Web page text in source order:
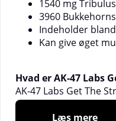
1540 mg
3960
Indeholder
Kan give øget
Hvad er AK-47 Labs
AK-47 Labs Get The
testobooster, det vil
indeholder flere
Læs mere